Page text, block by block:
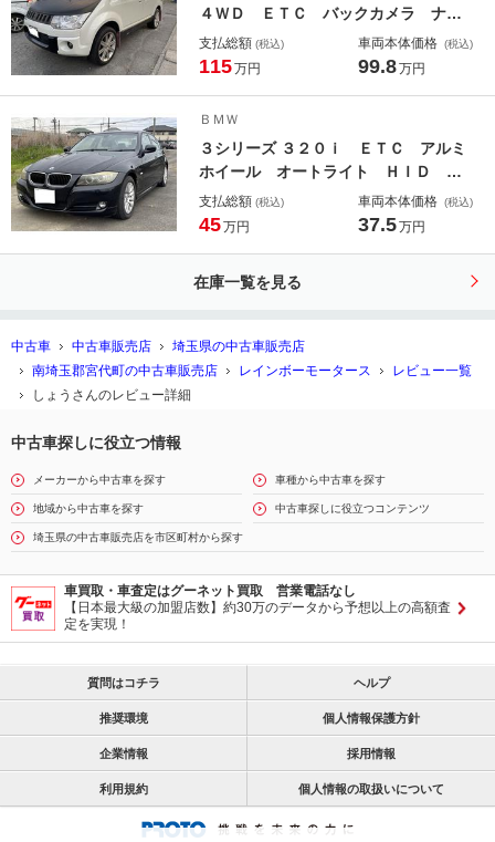
４ＷＤ ＥＴＣ バックカメラ ナ
ビ ＴＶ オートクルーズコントロー
ル 両側電動スライドドア ＨＩＤ
ト ウォークスルー ＡＴ
支払総額 (税込)
115万円
車両本体価格 (税込)
99.8万円
ＢＭＷ
３シリーズ ３２０ｉ ＥＴＣ アルミ
ホイール オートライト ＨＩＤ パ
ワーシート ＡＴ 盗難防止システ
ム ＡＢＳ ＣＤ エアコン パワー
支払総額 (税込)
45万円
車両本体価格 (税込)
37.5万円
在庫一覧を見る
中古車 中古車販売店
埼玉県の中古車販売店
南埼玉郡宮代町の中古車販売店
レインボーモータース
レビュー一覧
しょうさんのレビュー詳細
中古車探しに役立つ情報
メーカーから中古車を探す 車種から中古車を探す
地域から中古車を探す 中古車探しに役立つコンテンツ
埼玉県の中古車販売店を市区町村から探す
車買取・車査定はグーネット買取 営業電話なし
【日本最大級の加盟店数】約30万のデータから予想以上の高額査
定を実現！
質問はコチラ ヘルプ
推奨環境 個人情報保護方針
企業情報 採用情報
利用規約 個人情報の取扱いについて